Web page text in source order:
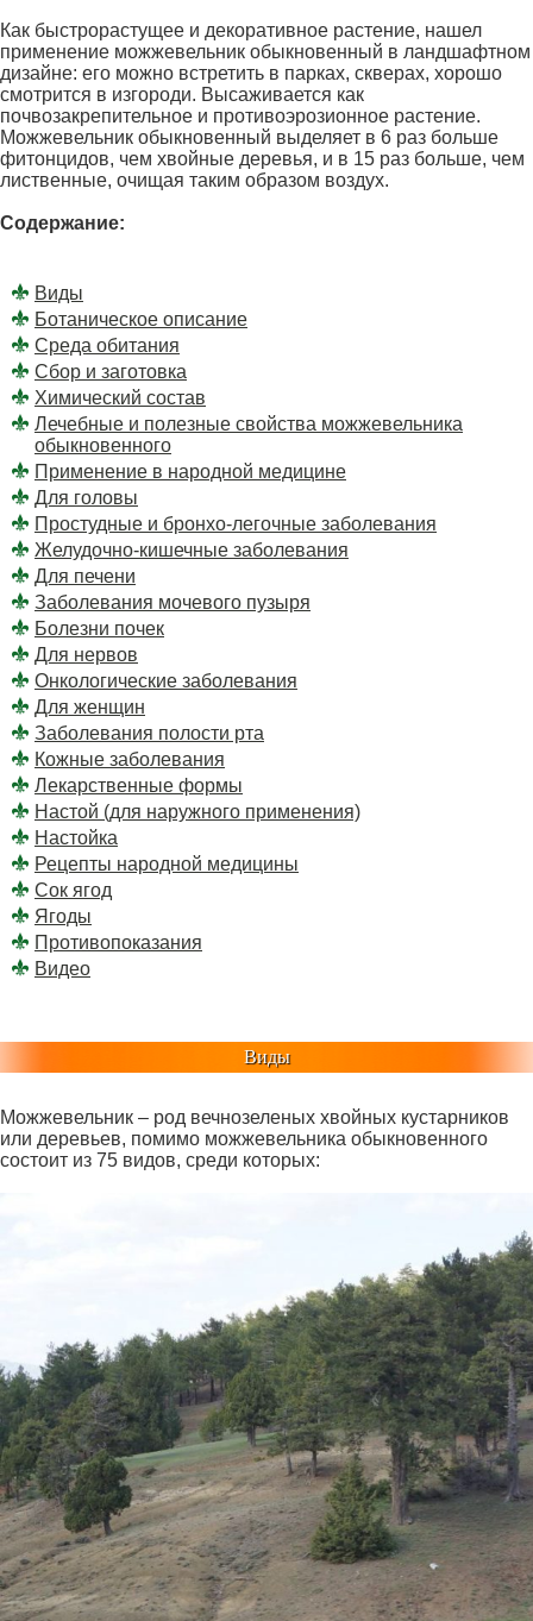
Как быстрорастущее и декоративное растение, нашел
применение можжевельник обыкновенный в ландшафтном
дизайне: его можно встретить в парках, скверах, хорошо
смотрится в изгороди. Высаживается как
почвозакрепительное и противоэрозионное растение.
Можжевельник обыкновенный выделяет в 6 раз больше
фитонцидов, чем хвойные деревья, и в 15 раз больше, чем
лиственные, очищая таким образом воздух.
Содержание:
Виды
Ботаническое описание
Среда обитания
Сбор и заготовка
Химический состав
Лечебные и полезные свойства можжевельника
обыкновенного
Применение в народной медицине
Для головы
Простудные и бронхо-легочные заболевания
Желудочно-кишечные заболевания
Для печени
Заболевания мочевого пузыря
Болезни почек
Для нервов
Онкологические заболевания
Для женщин
Заболевания полости рта
Кожные заболевания
Лекарственные формы
Настой (для наружного применения)
Настойка
Рецепты народной медицины
Сок ягод
Ягоды
Противопоказания
Видео
Виды
Можжевельник – род вечнозеленых хвойных кустарников
или деревьев, помимо можжевельника обыкновенного
состоит из 75 видов, среди которых: